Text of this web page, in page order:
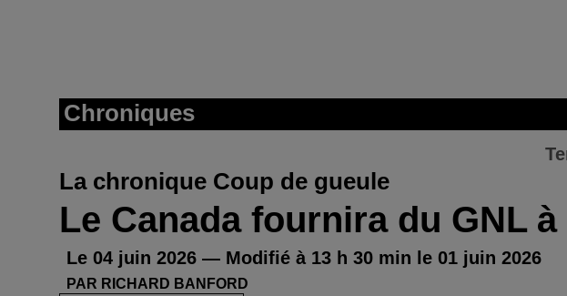
Chroniques
La chronique Coup de gueule
Le Canada fournira du GNL à
Le 04 juin 2026 — Modifié à 13 h 30 min le 01 juin 2026
PAR RICHARD BANFORD